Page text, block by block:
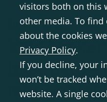
visitors both on this
other media. To
about the cookies
Privacy Policy.
If you decline, your
won’t be tracked
website. A single
30. mai 2018
Kaja
hver dag: –
mer